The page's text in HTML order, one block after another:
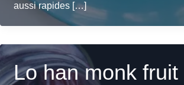
aussi rapides […]
Lo han monk fruit